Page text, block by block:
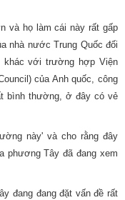
và họ làm cái này rất gấp
nhà nước Trung Quốc đối
khác với trường hợp Viện
của Anh quốc, công
bình thường, ở đây có vẻ
này' và cho rằng đây
phương Tây đã đang xem
đang đang đặt vấn đề rất